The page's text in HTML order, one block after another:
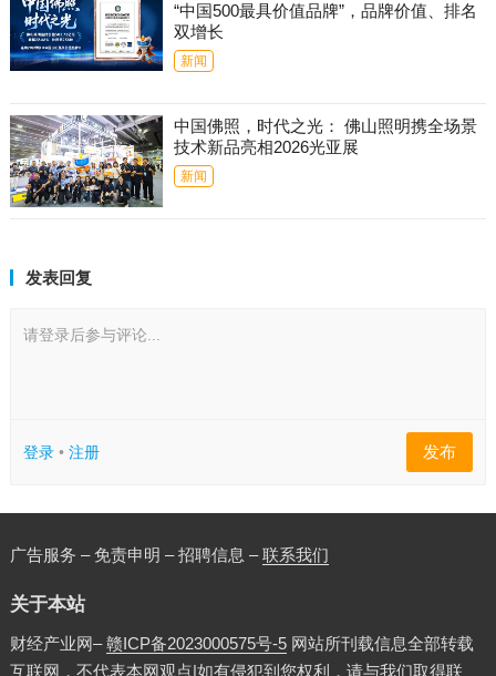
“中国500最具价值品牌”，品牌价值、排名
双增长
新闻
中国佛照，时代之光： 佛山照明携全场景
技术新品亮相2026光亚展
新闻
发表回复
请登录后参与评论...
登录• 注册 发布
广告服务 – 免责申明 – 招聘信息 –联系我们
关于本站
财经产业网–赣ICP备2023000575号-5网站所刊载信息全部转载
互联网，不代表本网观点|如有侵犯到您权利，请与我们取得联